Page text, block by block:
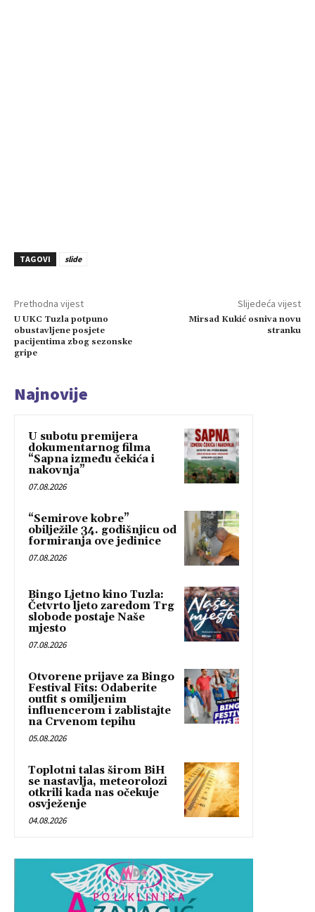
TAGOVI slide
Prethodna vijest
U UKC Tuzla potpuno
obustavljene posjete
pacijentima zbog sezonske
gripe
Slijedeća vijest
Mirsad Kukić osniva novu
stranku
Najnovije
U subotu premijera
dokumentarnog filma
“Sapna između čekića i
nakovnja”
07.08.2026
“Semirove kobre”
obilježile 34. godišnjicu od
formiranja ove jedinice
07.08.2026
Bingo Ljetno kino Tuzla:
Četvrto ljeto zaredom Trg
slobode postaje Naše
mjesto
07.08.2026
Otvorene prijave za Bingo
Festival Fits: Odaberite
outfit s omiljenim
influencerom i zablistajte
na Crvenom tepihu
05.08.2026
Toplotni talas širom BiH
se nastavlja, meteorolozi
otkrili kada nas očekuje
osvježenje
04.08.2026